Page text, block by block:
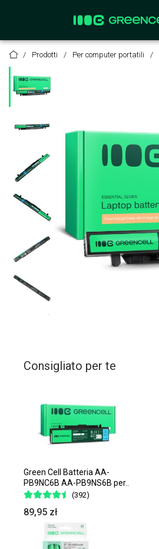
Prodotti Per computer portatili
Consigliato per te
Green Cell Batteria AA-
PB9NC6B AA-PB9NS6B per..
(392)
89,95 zł